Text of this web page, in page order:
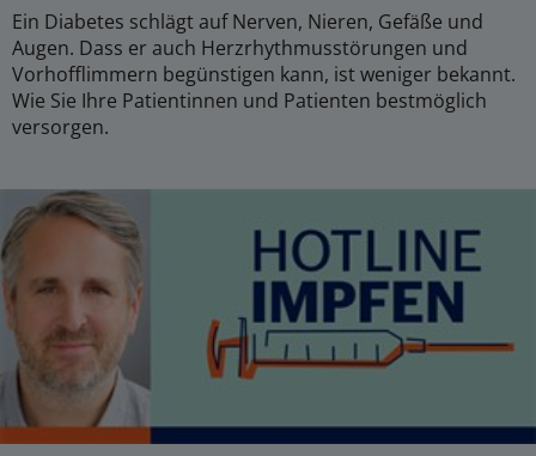
Ein Diabetes schlägt auf Nerven, Nieren, Gefäße und
Augen. Dass er auch Herzrhythmusstörungen und
Vorhofflimmern begünstigen kann, ist weniger bekannt.
Wie Sie Ihre Patientinnen und Patienten bestmöglich
versorgen.